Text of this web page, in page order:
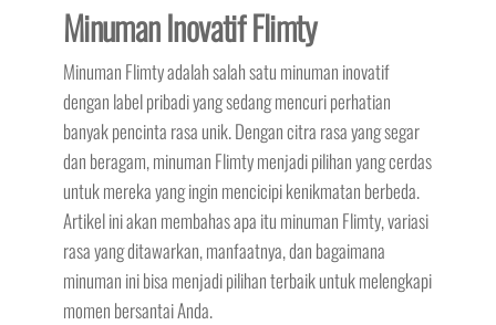
Minuman Inovatif Flimty
Minuman Flimty adalah salah satu minuman inovatif
dengan label pribadi yang sedang mencuri perhatian
banyak pencinta rasa unik. Dengan citra rasa yang segar
dan beragam, minuman Flimty menjadi pilihan yang cerdas
untuk mereka yang ingin mencicipi kenikmatan berbeda.
Artikel ini akan membahas apa itu minuman Flimty, variasi
rasa yang ditawarkan, manfaatnya, dan bagaimana
minuman ini bisa menjadi pilihan terbaik untuk melengkapi
momen bersantai Anda.